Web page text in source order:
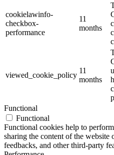
cookielawinfo-
checkbox-
performance
11
months
viewed_cookie_policy
11
months
Functional
Functional
Functional cookies help to
sharing the content of the website
feedbacks, and other third-party